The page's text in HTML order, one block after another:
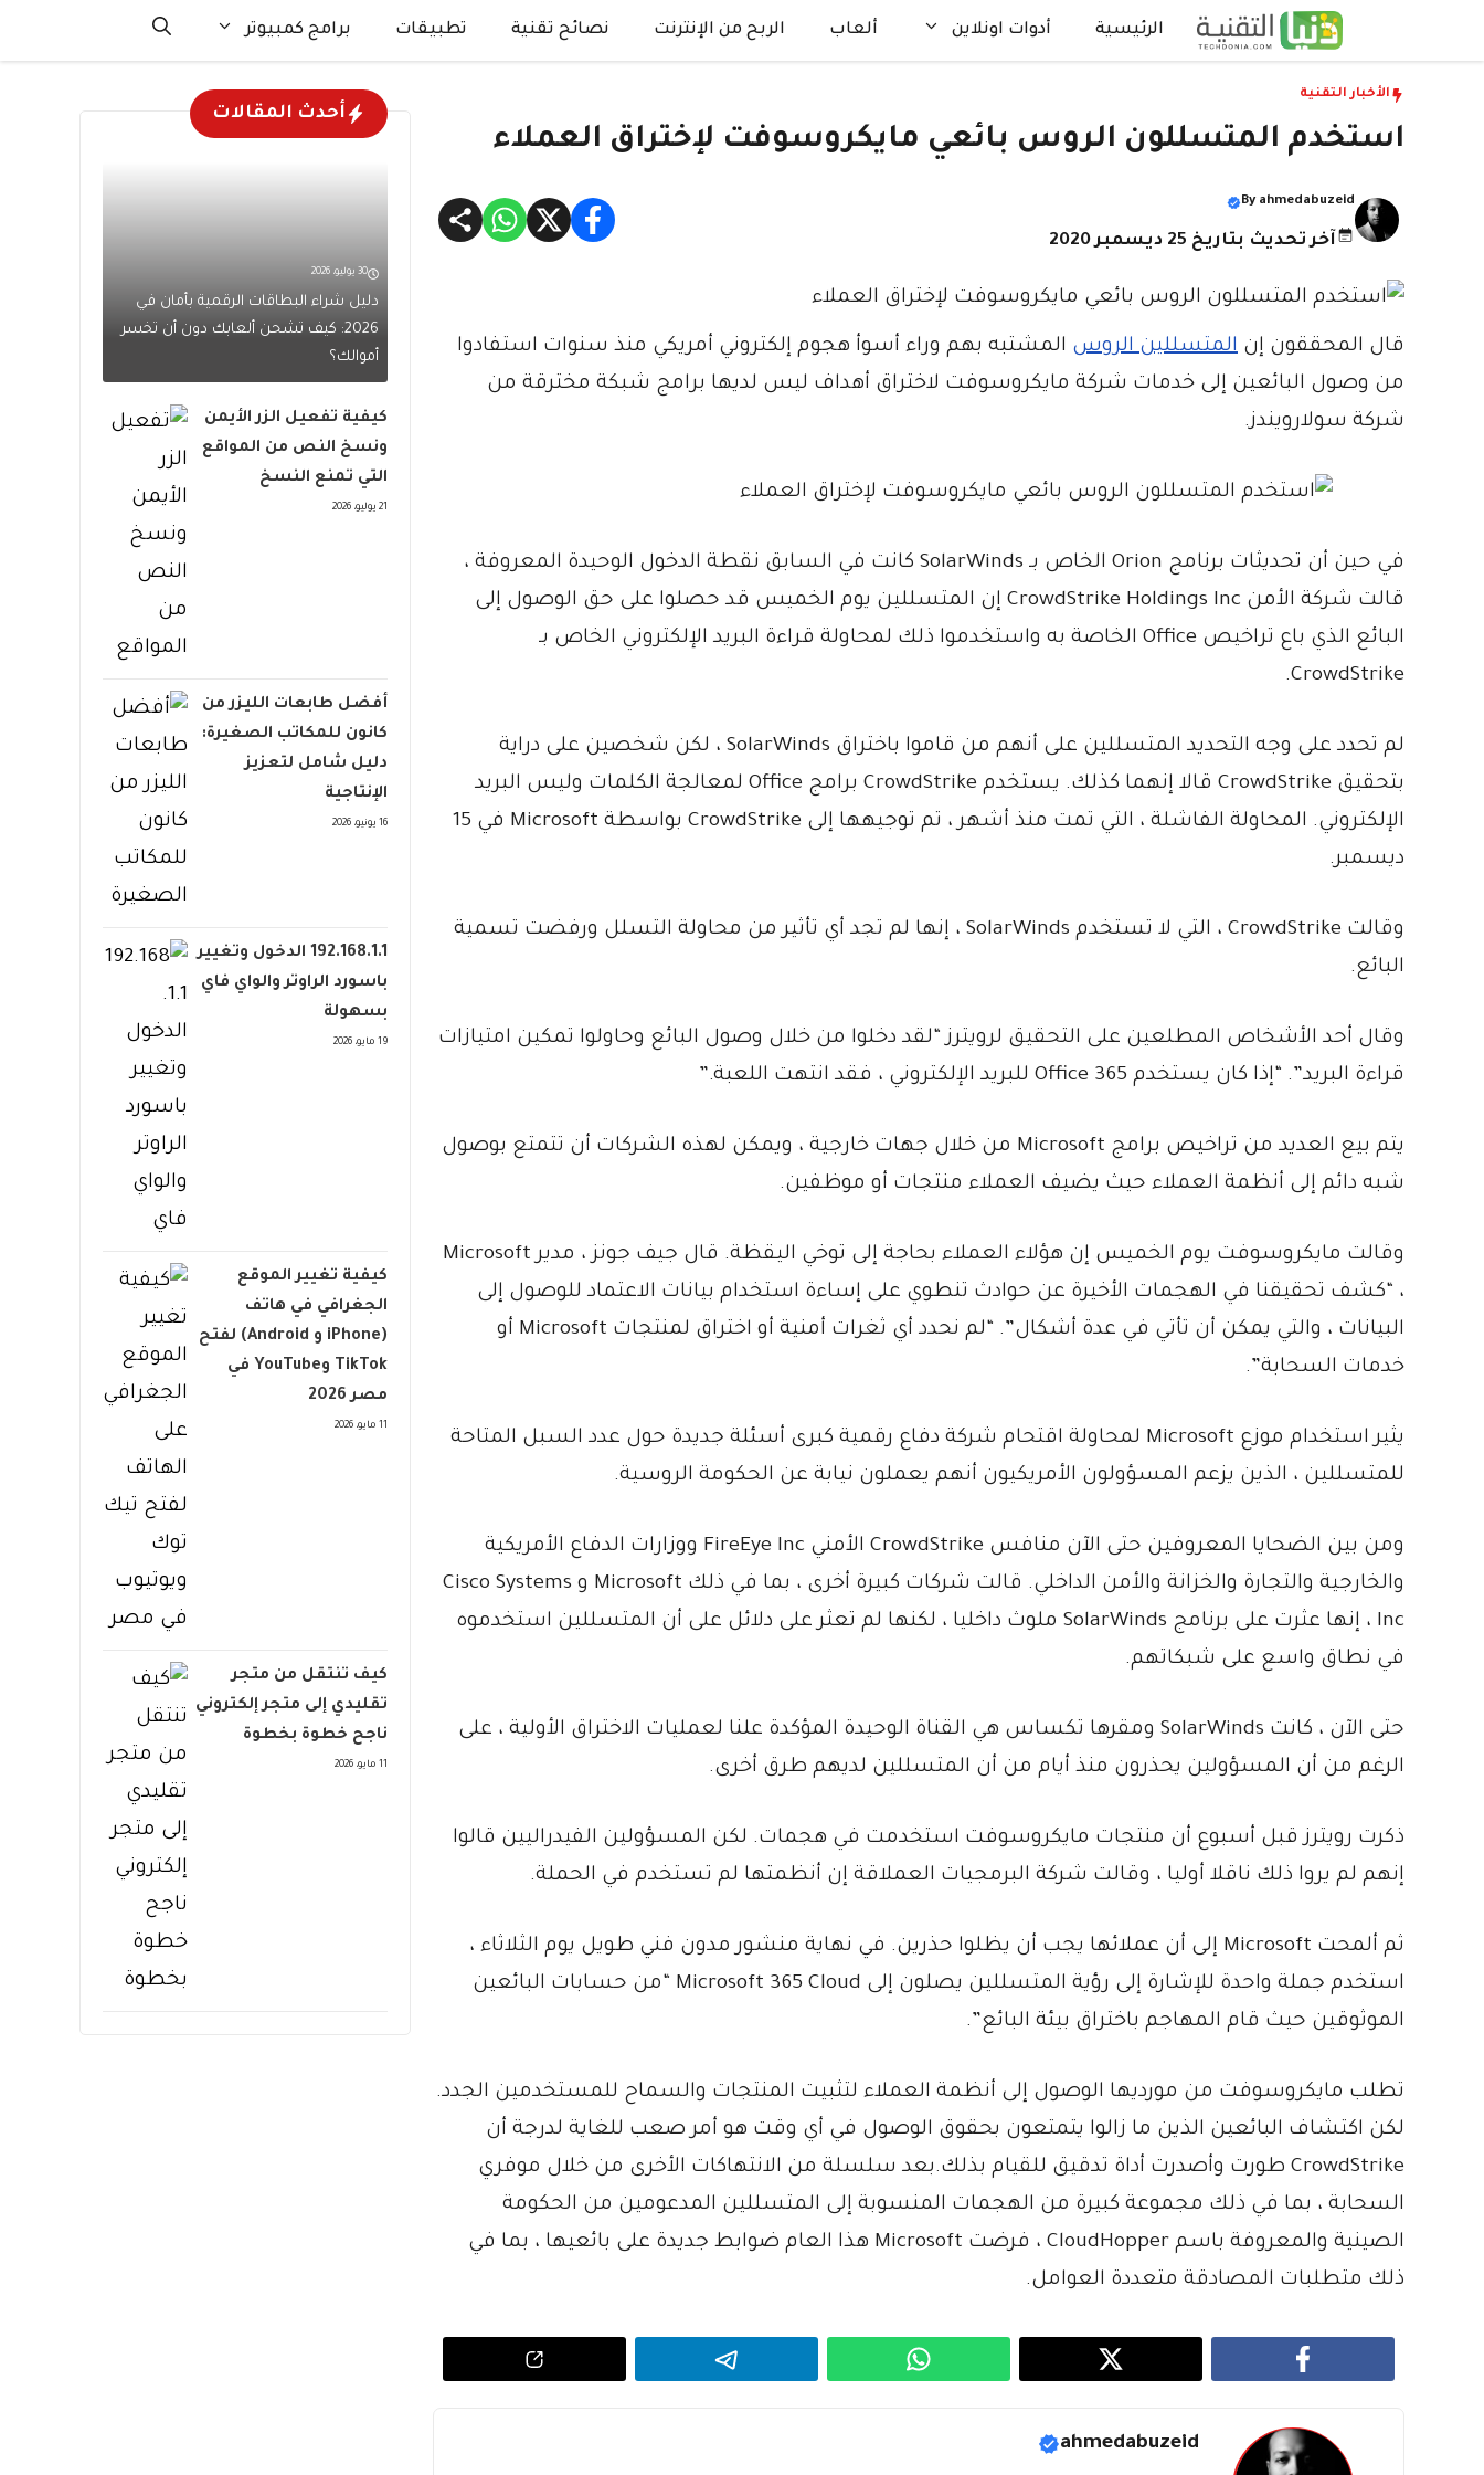
إلى
الرئيسية أدوات اونلاين ألعاب الربح من الإنترنت نصائح تقنية تطبيقات برامج كمبيوتر
الأخبار التقنية
استخدم المتسللون الروس بائعي مايكروسوفت لإختراق العملاء
By ahmedabuzeid
آخر تحديث بتاريخ 25 ديسمبر 2020
قال المحققون إن المتسللين الروس المشتبه بهم وراء أسوأ هجوم إلكتروني أمريكي منذ سنوات استفادوا
من وصول البائعين إلى خدمات شركة مايكروسوفت لاختراق أهداف ليس لديها برامج شبكة مخترقة من
شركة سولارويندز.
في حين أن تحديثات برنامج Orion الخاص بـ SolarWinds كانت في السابق نقطة الدخول الوحيدة المعروفة ،
قالت شركة الأمن CrowdStrike Holdings Inc إن المتسللين يوم الخميس قد حصلوا على حق الوصول إلى
البائع الذي باع تراخيص Office الخاصة به واستخدموا ذلك لمحاولة قراءة البريد الإلكتروني الخاص بـ
CrowdStrike.
لم تحدد على وجه التحديد المتسللين على أنهم من قاموا باختراق SolarWinds ، لكن شخصين على دراية
بتحقيق CrowdStrike قالا إنهما كذلك. يستخدم CrowdStrike برامج Office لمعالجة الكلمات وليس البريد
الإلكتروني. المحاولة الفاشلة ، التي تمت منذ أشهر ، تم توجيهها إلى CrowdStrike بواسطة Microsoft في 15
ديسمبر.
وقالت CrowdStrike ، التي لا تستخدم SolarWinds ، إنها لم تجد أي تأثير من محاولة التسلل ورفضت تسمية
البائع.
وقال أحد الأشخاص المطلعين على التحقيق لرويترز “لقد دخلوا من خلال وصول البائع وحاولوا تمكين امتيازات
قراءة البريد”. “إذا كان يستخدم Office 365 للبريد الإلكتروني ، فقد انتهت اللعبة.”
يتم بيع العديد من تراخيص برامج Microsoft من خلال جهات خارجية ، ويمكن لهذه الشركات أن تتمتع بوصول
شبه دائم إلى أنظمة العملاء حيث يضيف العملاء منتجات أو موظفين.
وقالت مايكروسوفت يوم الخميس إن هؤلاء العملاء بحاجة إلى توخي اليقظة. قال جيف جونز ، مدير Microsoft
، “كشف تحقيقنا في الهجمات الأخيرة عن حوادث تنطوي على إساءة استخدام بيانات الاعتماد للوصول إلى
البيانات ، والتي يمكن أن تأتي في عدة أشكال”. “لم نحدد أي ثغرات أمنية أو اختراق لمنتجات Microsoft أو
خدمات السحابة”.
يثير استخدام موزع Microsoft لمحاولة اقتحام شركة دفاع رقمية كبرى أسئلة جديدة حول عدد السبل المتاحة
للمتسللين ، الذين يزعم المسؤولون الأمريكيون أنهم يعملون نيابة عن الحكومة الروسية.
ومن بين الضحايا المعروفين حتى الآن منافس CrowdStrike الأمني ​​FireEye Inc ووزارات الدفاع الأمريكية
والخارجية والتجارة والخزانة والأمن الداخلي. قالت شركات كبيرة أخرى ، بما في ذلك Microsoft و Cisco Systems
Inc ، إنها عثرت على برنامج SolarWinds ملوث داخليا ، لكنها لم تعثر على دلائل على أن المتسللين استخدموه
في نطاق واسع على شبكاتهم.
حتى الآن ، كانت SolarWinds ومقرها تكساس هي القناة الوحيدة المؤكدة علنا لعمليات الاختراق الأولية ، على
الرغم من أن المسؤولين يحذرون منذ أيام من أن المتسللين لديهم طرق أخرى.
ذكرت رويترز قبل أسبوع أن منتجات مايكروسوفت استخدمت في هجمات. لكن المسؤولين الفيدراليين قالوا
إنهم لم يروا ذلك ناقلا أوليا ، وقالت شركة البرمجيات العملاقة إن أنظمتها لم تستخدم في الحملة.
ثم ألمحت Microsoft إلى أن عملائها يجب أن يظلوا حذرين. في نهاية منشور مدون فني طويل يوم الثلاثاء ،
استخدم جملة واحدة للإشارة إلى رؤية المتسللين يصلون إلى Microsoft 365 Cloud “من حسابات البائعين
الموثوقين حيث قام المهاجم باختراق بيئة البائع”.
تطلب مايكروسوفت من مورديها الوصول إلى أنظمة العملاء لتثبيت المنتجات والسماح للمستخدمين الجدد.
لكن اكتشاف البائعين الذين ما زالوا يتمتعون بحقوق الوصول في أي وقت هو أمر صعب للغاية لدرجة أن
CrowdStrike طورت وأصدرت أداة تدقيق للقيام بذلك.بعد سلسلة من الانتهاكات الأخرى من خلال موفري
السحابة ، بما في ذلك مجموعة كبيرة من الهجمات المنسوبة إلى المتسللين المدعومين من الحكومة
الصينية والمعروفة باسم CloudHopper ، فرضت Microsoft هذا العام ضوابط جديدة على بائعيها ، بما في
ذلك متطلبات المصادقة متعددة العوامل.
ahmedabuzeid
أحدث المقالات
30 يوليو، 2026
دليل شراء البطاقات الرقمية بأمان في
2026: كيف تشحن ألعابك دون أن تخسر
أموالك؟
كيفية تفعيل الزر الأيمن
ونسخ النص من المواقع
التي تمنع النسخ
21 يوليو، 2026
أفضل طابعات الليزر من
كانون للمكاتب الصغيرة:
دليل شامل لتعزيز
الإنتاجية
16 يونيو، 2026
192.168.1.1 الدخول وتغيير
باسورد الراوتر والواي فاي
بسهولة
19 مايو، 2026
كيفية تغيير الموقع
الجغرافي في هاتف
(iPhone و Android) لفتح
TikTok وYouTube في
مصر 2026
11 مايو، 2026
كيف تنتقل من متجر
تقليدي إلى متجر إلكتروني
ناجح خطوة بخطوة
11 مايو، 2026